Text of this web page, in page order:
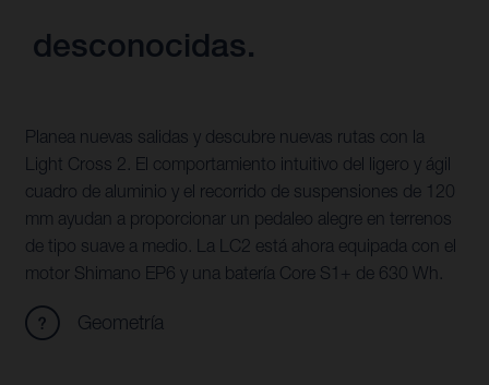
desconocidas.
Planea nuevas salidas y descubre nuevas rutas con la
Light Cross 2. El comportamiento intuitivo del ligero y ágil
cuadro de aluminio y el recorrido de suspensiones de 120
mm ayudan a proporcionar un pedaleo alegre en terrenos
de tipo suave a medio. La LC2 está ahora equipada con el
motor Shimano EP6 y una batería Core S1+ de 630 Wh.
Geometría